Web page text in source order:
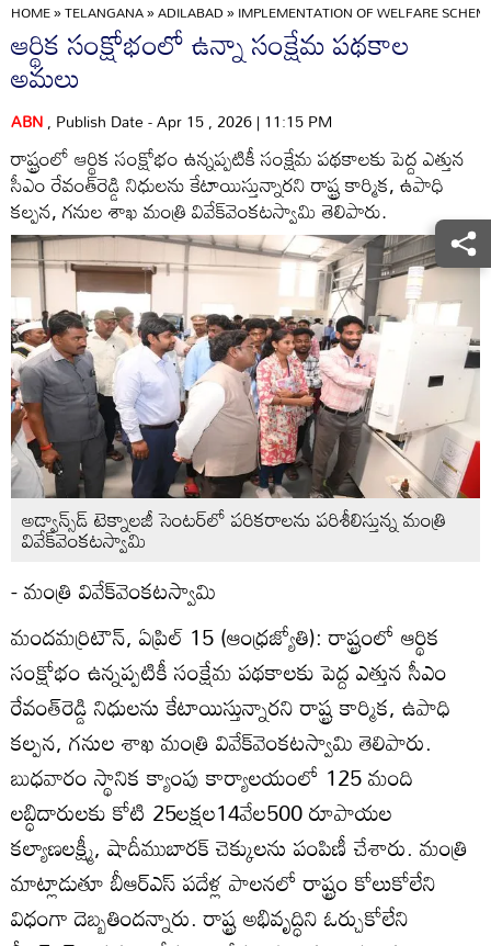
HOME»TELANGANA»ADILABAD»IMPLEMENTATION OF WELFARE
ఆర్థిక సంక్షోభంలో ఉన్నా సంక్షేమ పథకాల
అమలు
ABN, Publish Date - Apr 15 , 2026 | 11:15 PM
రాష్ట్రంలో ఆర్థిక సంక్షోభం ఉన్నప్పటికీ సంక్షేమ పథకాలకు పెద్ద ఎత్తున
సీఎం రేవంత్‌రెడ్డి నిధులను కేటాయిస్తున్నారని రాష్ట్ర కార్మిక, ఉపాధి
కల్పన, గనుల శాఖ మంత్రి వివేక్‌వెంకటస్వామి తెలిపారు.
అడ్వాన్స్‌డ్‌ టెక్నాలజీ సెంటర్‌లో పరికరాలను పరిశీలిస్తున్న మంత్రి
వివేక్‌వెంకటస్వామి
- మంత్రి వివేక్‌వెంకటస్వామి
మందమర్రిటౌన్‌, ఏప్రిల్‌ 15 (ఆంధ్రజ్యోతి): రాష్ట్రంలో ఆర్థిక
సంక్షోభం ఉన్నప్పటికీ సంక్షేమ పథకాలకు పెద్ద ఎత్తున సీఎం
రేవంత్‌రెడ్డి నిధులను కేటాయిస్తున్నారని రాష్ట్ర కార్మిక, ఉపాధి
కల్పన, గనుల శాఖ మంత్రి వివేక్‌వెంకటస్వామి తెలిపారు.
బుధవారం స్థానిక క్యాంపు కార్యాలయంలో 125 మంది
లబ్ధిదారులకు కోటి 25లక్షల14వేల500 రూపాయల
కల్యాణలక్ష్మీ, షాదీముబారక్‌ చెక్కులను పంపిణీ చేశారు. మంత్రి
మాట్లాడుతూ బీఆర్‌ఎస్‌ పదేళ్ల పాలనలో రాష్ట్రం కోలుకోలేని
విధంగా దెబ్బతిందన్నారు. రాష్ట్ర అభివృద్ధిని ఓర్చుకోలేని